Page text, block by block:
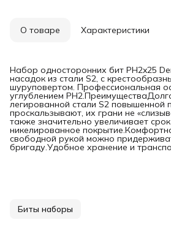
О товаре Характеристики
Набор односторонних бит PH2x25
насадок из стали S2, с
шуруповертом. Профессиональная
углублением
легированной стали S2 повышенной
проскальзывают, их грани не
также значительно увеличивает
никелированное
свободной рукой можно
бригаду.Удобное хранение и
Биты наборы